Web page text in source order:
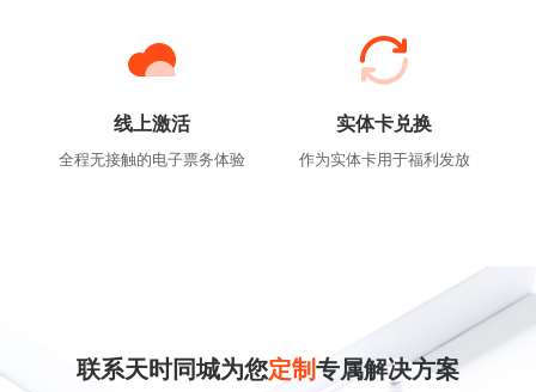
线上激活
全程无接触的电子票务体验
实体卡兑换
作为实体卡用于福利发放
联系天时同城为您定制专属解决方案